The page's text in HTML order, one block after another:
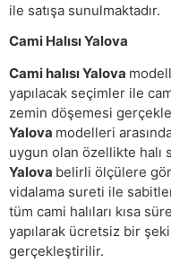
ile satışa sunulmaktadır.
Cami Halısı Yalova
Cami halısı Yalova
yapılacak seçimler ile
zemin döşemesi
Yalova modelleri
uygun olan özellikte halı
Yalova belirli ölçülere
vidalama sureti ile
tüm cami halıları kısa
yapılarak ücretsiz bir
gerçekleştirilir.